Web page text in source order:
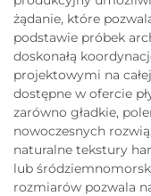
żądanie, które
podstawie próbek
doskonałą
projektowymi na
dostępne w ofercie
zarówno gładkie,
nowoczesnych
naturalne tekstury
lub
rozmiarów pozwala